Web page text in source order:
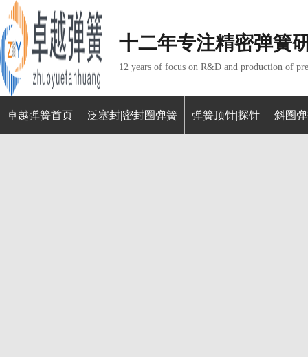
十二年专注精密弹簧
12 years of focus on R&D and production of
卓越弹簧首页 泛塞封|密封圈弹簧 弹簧顶针|探针 斜圈